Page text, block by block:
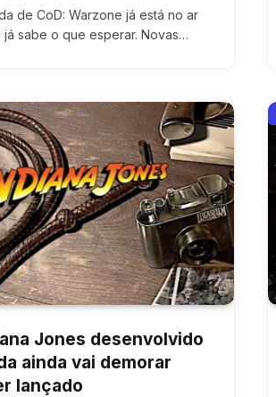
de CoD: Warzone já está no ar
sabe o que esperar. Novas…
Jones desenvolvido
ainda vai demorar
lançado